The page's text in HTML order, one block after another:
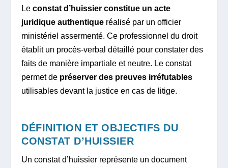
Leconstat d’huissier constitue un acte
juridique authentique réalisé par un officier
ministériel assermenté. Ce professionnel du droit
établit un procès-verbal détaillé pour constater des
faits de manière impartiale et neutre. Le constat
permet de préserver des preuves irréfutables
utilisables devant la justice en cas de litige.
DÉFINITION ET OBJECTIFS DU
CONSTAT D’HUISSIER
Un constat d’huissier représente un document